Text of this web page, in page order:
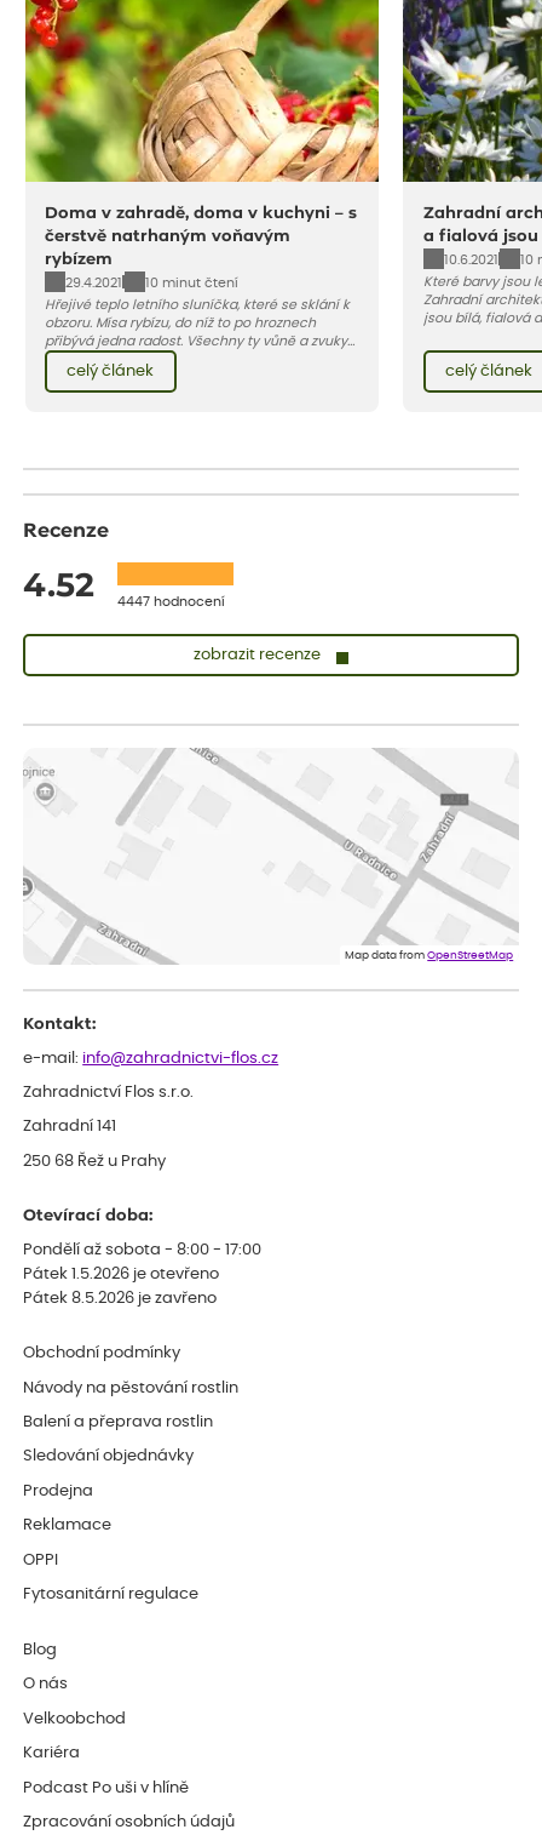
Doma v zahradě, doma v kuchyni – s
čerstvě natrhaným voňavým
rybízem
29.4.2021
10 minut čtení
Hřejivé teplo letního sluníčka, které se sklání k
obzoru. Mísa rybízu, do níž to po hroznech
přibývá jedna radost. Všechny ty vůně a zvuky
červencové zahrady. Sklizeň rybízu do kuchyně
vnese neuvěřitelný klid a radost. A taky trochu
bezstarostnosti dětství při mlsání babiččina
celý článek
Zahradní
a fialová jsou
10.6.2021
10
Které barvy jsou
Zahradní
jsou bílá, fialová
záhon, terasu či
obléknout i vy.
celý článek
Recenze
4.52 4447 hodnocení
zobrazit recenze
vše v naprostém pořádku
ověřený nákup dnes
Jana
Flos je nejlepší &#129321;
Map data fromOpenStreetMap
Kontakt:
e-mail: info@zahradnictvi-flos.cz
Zahradnictví Flos s.r.o.
Zahradní 141
250 68 Řež u Prahy
Otevírací doba:
Pondělí až sobota - 8:00 - 17:00
Pátek 1.5.2026 je otevřeno
Pátek 8.5.2026 je zavřeno
Obchodní podmínky
Návody na pěstování rostlin
Balení a přeprava rostlin
Sledování objednávky
Prodejna
Reklamace
OPPI
Fytosanitární regulace
Blog
O nás
Velkoobchod
Kariéra
Podcast Po uši v hlíně
Zpracování osobních údajů